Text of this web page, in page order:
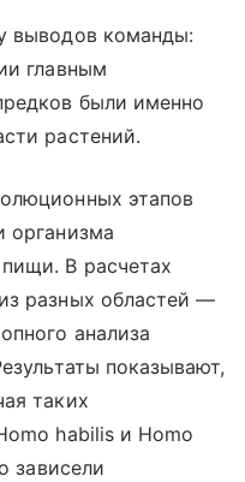
выводов команды:
главным
были именно
растений.
этапов
организма
В расчетах
разных областей —
анализа
показывают,
таких
habilis и Homo
зависели